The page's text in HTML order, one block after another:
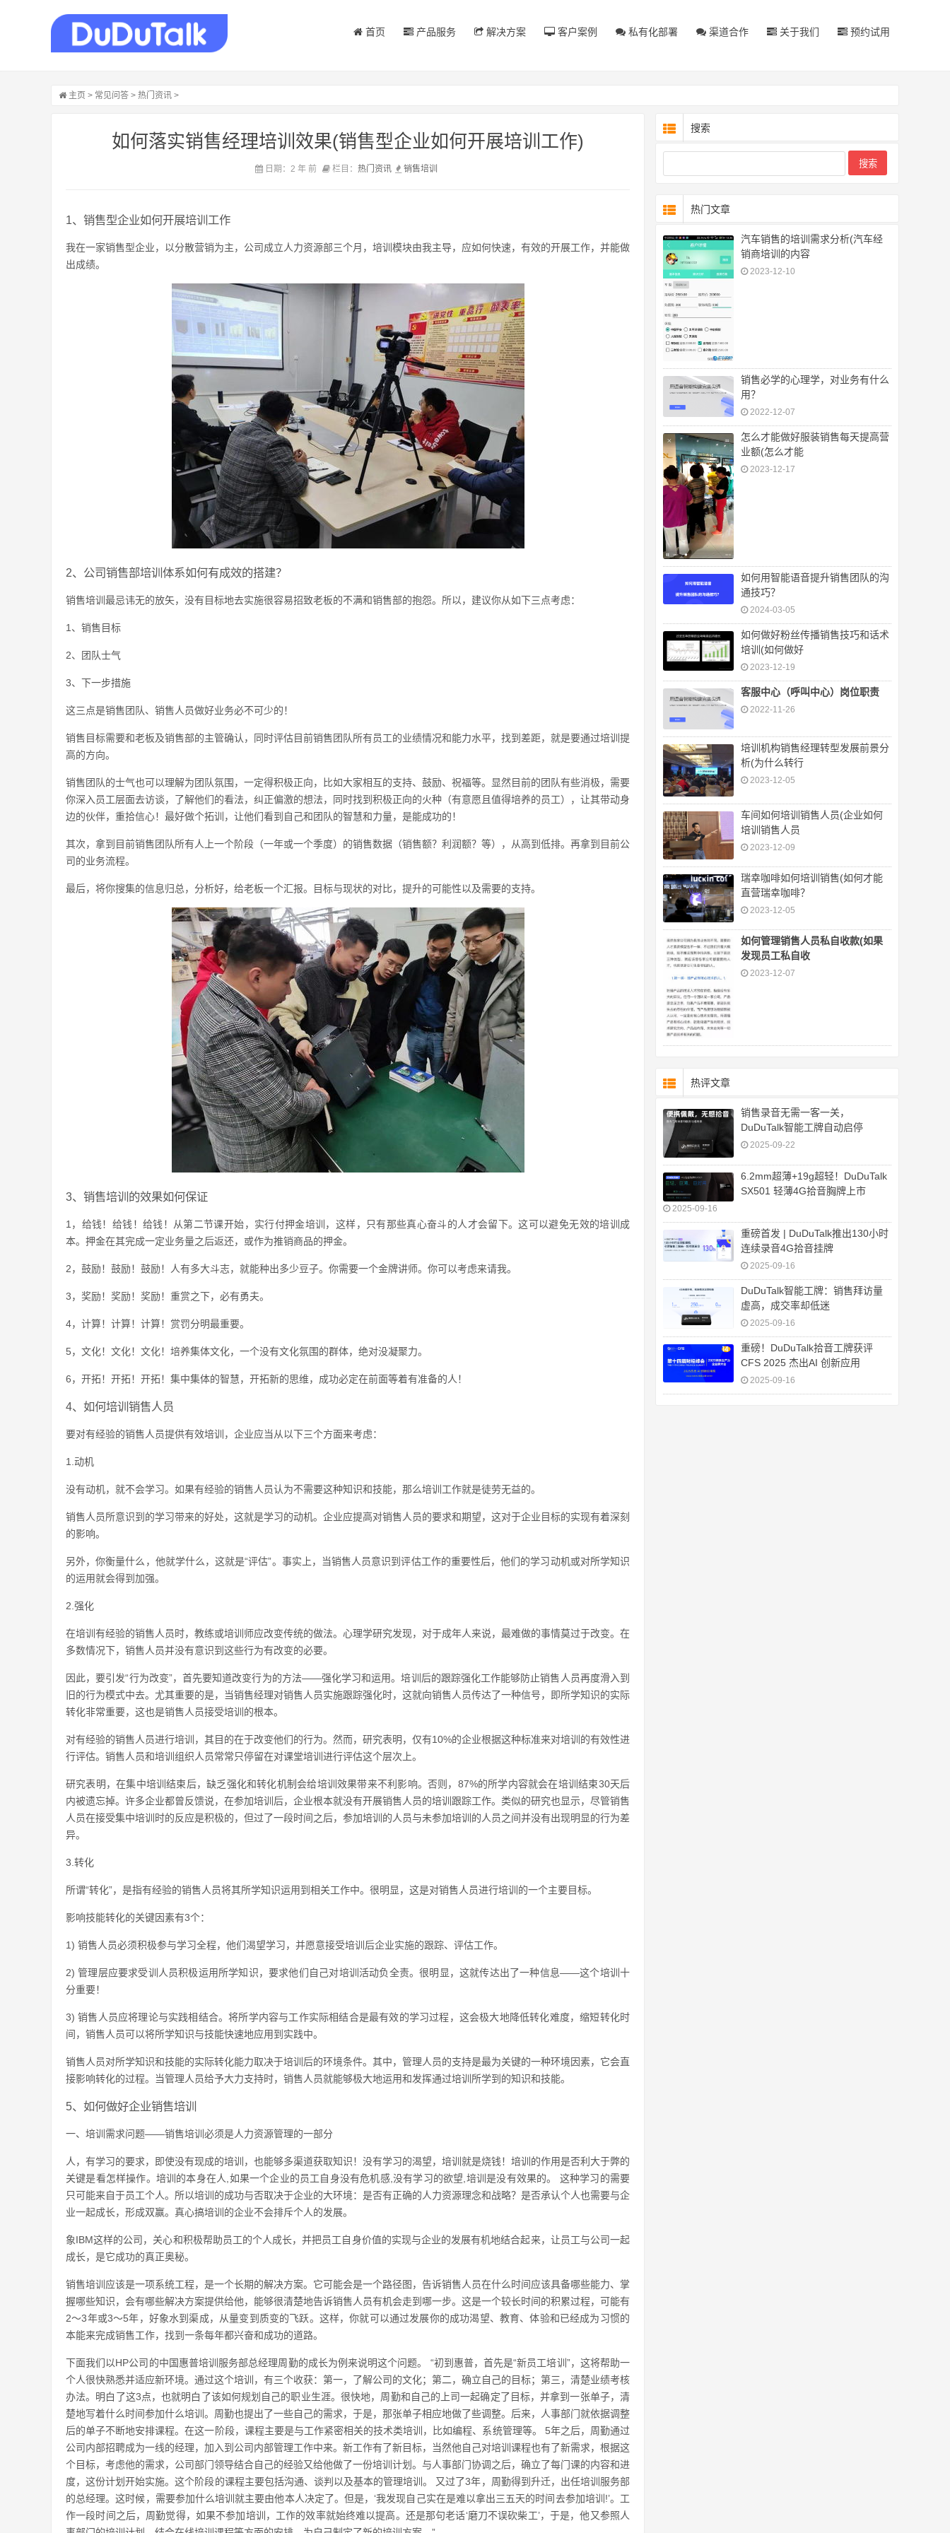
首页 产品服务 解决方案 客户案例 私有化部署 渠道合作 关于我们 预约试用
主页 > 常见问答 > 热门资讯 >
如何落实销售经理培训效果(销售型企业如何开展培训工作)
日期：2 年 前 栏目： 热门资讯 销售培训
1、销售型企业如何开展培训工作
我在一家销售型企业，以分散营销为主，公司成立人力资源部三个月，培训模块由我主导，应如何快速，有效的开展工作，并能做
出成绩。
2、公司销售部培训体系如何有成效的搭建？
销售培训最忌讳无的放矢，没有目标地去实施很容易招致老板的不满和销售部的抱怨。所以，建议你从如下三点考虑：
1、销售目标
2、团队士气
3、下一步措施
这三点是销售团队、销售人员做好业务必不可少的！
销售目标需要和老板及销售部的主管确认，同时评估目前销售团队所有员工的业绩情况和能力水平，找到差距，就是要通过培训提
高的方向。
销售团队的士气也可以理解为团队氛围，一定得积极正向，比如大家相互的支持、鼓励、祝福等。显然目前的团队有些消极，需要
你深入员工层面去访谈，了解他们的看法，纠正偏激的想法，同时找到积极正向的火种（有意愿且值得培养的员工），让其带动身
边的伙伴，重拾信心！最好做个拓训，让他们看到自己和团队的智慧和力量，是能成功的！
其次，拿到目前销售团队所有人上一个阶段（一年或一个季度）的销售数据（销售额？利润额？等），从高到低排。再拿到目前公
司的业务流程。
最后，将你搜集的信息归总，分析好，给老板一个汇报。目标与现状的对比，提升的可能性以及需要的支持。
3、销售培训的效果如何保证
1，给钱！给钱！给钱！从第二节课开始，实行付押金培训，这样，只有那些真心奋斗的人才会留下。这可以避免无效的培训成
本。押金在其完成一定业务量之后返还，或作为推销商品的押金。
2，鼓励！鼓励！鼓励！人有多大斗志，就能种出多少豆子。你需要一个金牌讲师。你可以考虑来请我。
3，奖励！奖励！奖励！重赏之下，必有勇夫。
4，计算！计算！计算！赏罚分明最重要。
5，文化！文化！文化！培养集体文化，一个没有文化氛围的群体，绝对没凝聚力。
6，开拓！开拓！开拓！集中集体的智慧，开拓新的思维，成功必定在前面等着有准备的人！
4、如何培训销售人员
要对有经验的销售人员提供有效培训，企业应当从以下三个方面来考虑：
1.动机
没有动机，就不会学习。如果有经验的销售人员认为不需要这种知识和技能，那么培训工作就是徒劳无益的。
销售人员所意识到的学习带来的好处，这就是学习的动机。企业应提高对销售人员的要求和期望，这对于企业目标的实现有着深刻
的影响。
另外，你衡量什么，他就学什么，这就是“评估”。事实上，当销售人员意识到评估工作的重要性后，他们的学习动机或对所学知识
的运用就会得到加强。
2.强化
在培训有经验的销售人员时，教练或培训师应改变传统的做法。心理学研究发现，对于成年人来说，最难做的事情莫过于改变。在
多数情况下，销售人员并没有意识到这些行为有改变的必要。
因此，要引发“行为改变”，首先要知道改变行为的方法——强化学习和运用。培训后的跟踪强化工作能够防止销售人员再度滑入到
旧的行为模式中去。尤其重要的是，当销售经理对销售人员实施跟踪强化时，这就向销售人员传达了一种信号，即所学知识的实际
转化非常重要，这也是销售人员接受培训的根本。
对有经验的销售人员进行培训，其目的在于改变他们的行为。然而，研究表明，仅有10%的企业根据这种标准来对培训的有效性进
行评估。销售人员和培训组织人员常常只停留在对课堂培训进行评估这个层次上。
研究表明，在集中培训结束后，缺乏强化和转化机制会给培训效果带来不利影响。否则，87%的所学内容就会在培训结束30天后
内被遗忘掉。许多企业都曾反馈说，在参加培训后，企业根本就没有开展销售人员的培训跟踪工作。类似的研究也显示，尽管销售
人员在接受集中培训时的反应是积极的，但过了一段时间之后，参加培训的人员与未参加培训的人员之间并没有出现明显的行为差
异。
3.转化
所谓“转化”，是指有经验的销售人员将其所学知识运用到相关工作中。很明显，这是对销售人员进行培训的一个主要目标。
影响技能转化的关键因素有3个：
1) 销售人员必须积极参与学习全程，他们渴望学习，并愿意接受培训后企业实施的跟踪、评估工作。
2) 管理层应要求受训人员积极运用所学知识，要求他们自己对培训活动负全责。很明显，这就传达出了一种信息——这个培训十
分重要！
3) 销售人员应将理论与实践相结合。将所学内容与工作实际相结合是最有效的学习过程，这会极大地降低转化难度，缩短转化时
间，销售人员可以将所学知识与技能快速地应用到实践中。
销售人员对所学知识和技能的实际转化能力取决于培训后的环境条件。其中，管理人员的支持是最为关键的一种环境因素，它会直
接影响转化的过程。当管理人员给予大力支持时，销售人员就能够极大地运用和发挥通过培训所学到的知识和技能。
5、如何做好企业销售培训
一、培训需求问题——销售培训必须是人力资源管理的一部分
人，有学习的要求，即使没有现成的培训，也能够多渠道获取知识！没有学习的渴望，培训就是烧钱！培训的作用是否利大于弊的
关键是看怎样操作。培训的本身在人,如果一个企业的员工自身没有危机感,没有学习的欲望,培训是没有效果的。 这种学习的需要
只可能来自于员工个人。所以培训的成功与否取决于企业的大环境：是否有正确的人力资源理念和战略？是否承认个人也需要与企
业一起成长，形成双赢。真心搞培训的企业不会排斥个人的发展。
象IBM这样的公司，关心和积极帮助员工的个人成长，并把员工自身价值的实现与企业的发展有机地结合起来，让员工与公司一起
成长，是它成功的真正奥秘。
销售培训应该是一项系统工程，是一个长期的解决方案。它可能会是一个路径图，告诉销售人员在什么时间应该具备哪些能力、掌
握哪些知识，会有哪些解决方案提供给他，能够很清楚地告诉销售人员有机会走到哪一步。这是一个较长时间的积累过程，可能有
2～3年或3～5年，好象水到渠成，从量变到质变的飞跃。这样，你就可以通过发展你的成功渴望、教育、体验和已经成为习惯的
本能来完成销售工作，找到一条每年都兴奋和成功的道路。
下面我们以HP公司的中国惠普培训服务部总经理周勤的成长为例来说明这个问题。 “初到惠普，首先是“新员工培训”，这将帮助一
个人很快熟悉并适应新环境。通过这个培训，有三个收获：第一，了解公司的文化；第二，确立自己的目标；第三，清楚业绩考核
办法。明白了这3点，也就明白了该如何规划自己的职业生涯。很快地，周勤和自己的上司一起确定了目标，并拿到一张单子，清
楚地写着什么时间参加什么培训。周勤也提出了一些自己的需求，于是，那张单子相应地做了些调整。后来，人事部门就依据调整
后的单子不断地安排课程。在这一阶段，课程主要是与工作紧密相关的技术类培训，比如编程、系统管理等。 5年之后，周勤通过
公司内部招聘成为一线的经理，加入到公司内部管理工作中来。新工作有了新目标，当然他自己对培训课程也有了新需求，根据这
个目标，考虑他的需求，公司部门领导结合自己的经验又给他做了一份培训计划。与人事部门协调之后，确立了每门课的内容和进
度，这份计划开始实施。这个阶段的课程主要包括沟通、谈判以及基本的管理培训。 又过了3年，周勤得到升迁，出任培训服务部
的总经理。这时候，需要参加什么培训就主要由他本人决定了。但是，‘我发现自己实在是难以拿出三五天的时间去参加培训!’。工
作一段时间之后，周勤觉得，如果不参加培训，工作的效率就始终难以提高。还是那句老话‘磨刀不误砍柴工’，于是，他又参照人
搜索
热门文章
汽车销售的培训需求分析(汽车经
销商培训的内容
2023-12-10
销售必学的心理学，对业务有什么
用？
2022-12-07
怎么才能做好服装销售每天提高营
业额(怎么才能
2023-12-17
如何用智能语音提升销售团队的沟
通技巧？
2024-03-05
如何做好粉丝传播销售技巧和话术
培训(如何做好
2023-12-19
客服中心（呼叫中心）岗位职责
2022-11-26
培训机构销售经理转型发展前景分
析(为什么转行
2023-12-05
车间如何培训销售人员(企业如何
培训销售人员
2023-12-09
瑞幸咖啡如何培训销售(如何才能
直营瑞幸咖啡？
2023-12-05
如何管理销售人员私自收款(如果
发现员工私自收
2023-12-07
热评文章
销售录音无需一客一关，
DuDuTalk智能工牌自动启停
2025-09-22
6.2mm超薄+19g超轻！DuDuTalk
SX501 轻薄4G拾音胸牌上市
2025-09-16
重磅首发 | DuDuTalk推出130小时
连续录音4G拾音挂牌
2025-09-16
DuDuTalk智能工牌：销售拜访量
虚高，成交率却低迷
2025-09-16
重磅！DuDuTalk拾音工牌获评
CFS 2025 杰出AI 创新应用
2025-09-16